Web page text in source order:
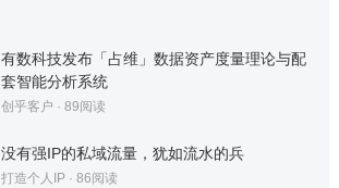
有数科技发布「占维」数据资产度量理论与配
套智能分析系统
创乎客户 · 89阅读
没有强IP的私域流量，犹如流水的兵
打造个人IP· 86阅读